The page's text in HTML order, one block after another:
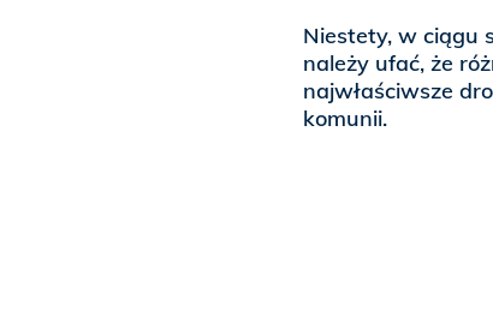
Niestety, w ciągu
należy ufać, że
najwłaściwsze
komunii.